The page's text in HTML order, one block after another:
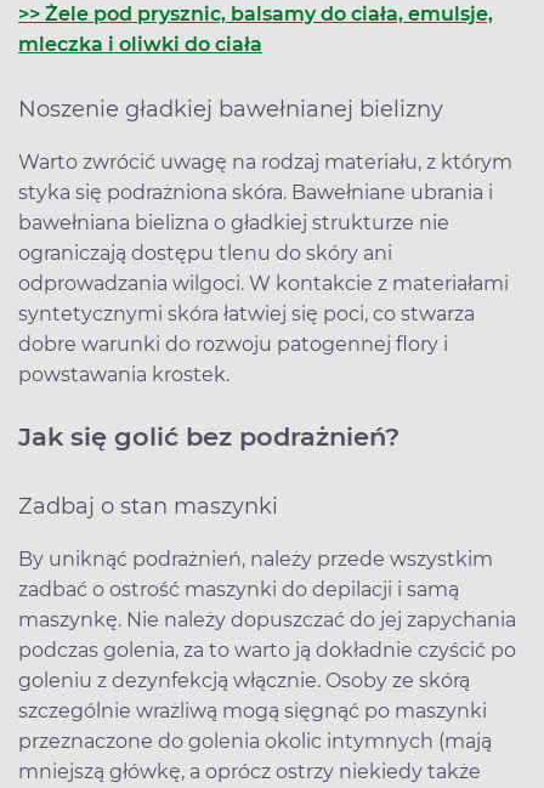
>> Żele pod prysznic, balsamy do ciała, emulsje,
mleczka i oliwki do ciała
Noszenie gładkiej bawełnianej bielizny
Warto zwrócić uwagę na rodzaj materiału, z którym
styka się podrażniona skóra. Bawełniane ubrania i
bawełniana bielizna o gładkiej strukturze nie
ograniczają dostępu tlenu do skóry ani
odprowadzania wilgoci. W kontakcie z materiałami
syntetycznymi skóra łatwiej się poci, co stwarza
dobre warunki do rozwoju patogennej flory i
powstawania krostek.
Jak się golić bez podrażnień?
Zadbaj o stan maszynki
By uniknąć podrażnień, należy przede wszystkim
zadbać o ostrość maszynki do depilacji i samą
maszynkę. Nie należy dopuszczać do jej zapychania
podczas golenia, za to warto ją dokładnie czyścić po
goleniu z dezynfekcją włącznie. Osoby ze skórą
szczególnie wrażliwą mogą sięgnąć po maszynki
przeznaczone do golenia okolic intymnych (mają
mniejszą główkę, a oprócz ostrzy niekiedy także